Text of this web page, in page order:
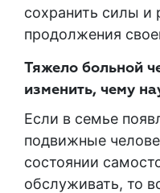
сохранить силы и
продолжения
Тяжело больной
изменить, чему
Если в семье
подвижные
состоянии
обслуживать, то